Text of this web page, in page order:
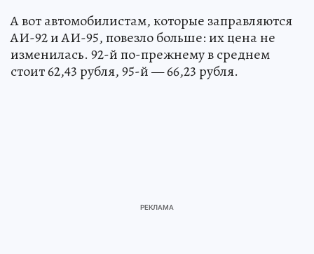
А вот автомобилистам, которые заправляются
АИ-92 и АИ-95, повезло больше: их цена не
изменилась. 92-й по-прежнему в среднем
стоит 62,43 рубля, 95-й — 66,23 рубля.